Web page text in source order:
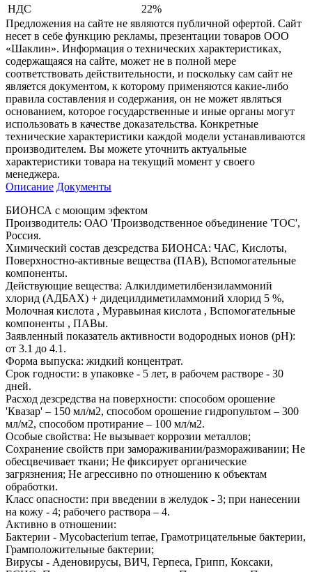
НДС
22%
Предложения на сайте не являются публичной офертой. Сайт
несет в себе функцию рекламы, презентации товаров ООО
«Шаклин». Информация о технических характеристиках,
содержащаяся на сайте, может не в полной мере
соответствовать действительности, и поскольку сам сайт не
является документом, к которому применяются какие-либо
правила составления и содержания, он не может являться
основанием, которое государственные и иные органы могут
использовать в качестве доказательства. Конкретные
технические характеристики каждой модели устанавливаются
производителем. Вы можете уточнить актуальные
характеристики товара на текущий момент у своего
менеджера.
Описание Документы
БИОНСА с моющим эфектом
Производитель: ОАО 'Производственное объединение 'ТОС',
Россия.
Химический состав дезсредства БИОНСА: ЧАС, Кислоты,
Поверхностно-активные вещества (ПАВ), Вспомогательные
компоненты.
Действующие вещества: Алкилдиметилбензиламмоний
хлорид (АДБАХ) + дидецилдиметиламмоний хлорид 5 %,
Молочная кислота , Муравьиная кислота , Вспомогательные
компоненты , ПАВы.
Заявленный показатель активности водородных ионов (pH):
от 3.1 до 4.1.
Форма выпуска: жидкий концентрат.
Срок годности: в упаковке - 5 лет, в рабочем растворе - 30
дней.
Расход дезсредства на поверхности: способом орошение
'Квазар' – 150 мл/м2, способом орошение гидропультом – 300
мл/м2, способом протирание – 100 мл/м2.
Особые свойства: Не вызывает коррозии металлов;
Сохранение свойств при замораживании/размораживании; Не
обесцвечивает ткани; Не фиксирует органические
загрязнения; Не агрессивно по отношению к объектам
обработки.
Класс опасности: при введении в желудок - 3; при нанесении
на кожу - 4; рабочего раствора – 4.
Активно в отношении:
Бактерии - Mycobacterium terrae, Грамотрицательные бактерии,
Грамположительные бактерии;
Вирусы - Аденовирусы, ВИЧ, Герпеса, Грипп, Коксаки,